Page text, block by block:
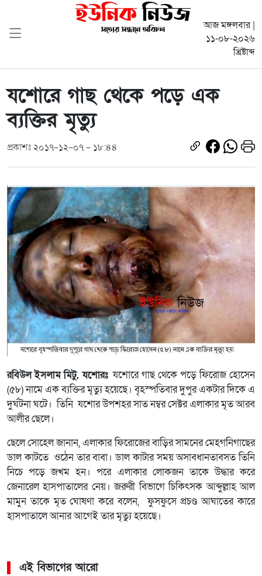
আজ মঙ্গলবার |
১১-০৮-২০২৬
খ্রিষ্টাব্দ
যশোরে গাছ থেকে পড়ে এক
ব্যক্তির মৃত্যু
প্রকাশঃ ২০১৭-১২-০৭ - ১৮:৪৪
রবিউল ইসলাম মিটু,যশোরঃযশোরে গাছ থেকে পড়ে ফিরোজ হোসেন
(৫৮) নামে এক ব্যক্তির মৃত্যু হয়েছে। বৃহস্পতিবার দুপুর একটার দিকে এ
দুর্ঘটনা ঘটে। তিনি যশোর উপশহর সাত নম্বর সেক্টর এলাকার মৃত আরব
আলীর ছেলে।
ছেলে সোহেল জানান, এলাকার ফিরোজের বাড়ির সামনের মেহগনিগাছের
ডাল কাটতে ওঠেন তার বাবা। ডাল কাটার সময় অসাবধানতাবসত তিনি
নিচে পড়ে জখম হন। পরে এলাকার লোকজন তাকে উদ্ধার করে
জেনারেল হাসপাতালের নেয়। জরুরী বিভাগে চিকিৎসক আব্দুল্লাহ আল
মামুন তাকে মৃত ঘোষণা করে বলেন, ফুসফুসে প্রচণ্ড আঘাতের কারে
হাসপাতালে আনার আগেই তার মৃত্যু হয়েছে।
এই বিভাগের আরো